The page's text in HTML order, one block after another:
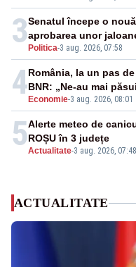
3 Politica-3 aug. 2026, 07:58
Senatul începe o
aprobarea unor
4 Economie-3 aug. 2026, 08:01
România, la un pas
BNR: „Ne-au mai
5Actualitate-3 aug. 2026, 07:48
Alerte meteo de
ROȘU în 3 județe
ACTUALITATE